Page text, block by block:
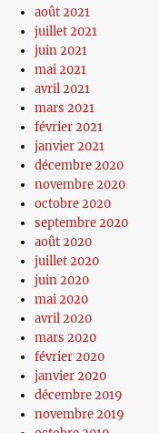
août 2021
juillet 2021
juin 2021
mai 2021
avril 2021
mars 2021
février 2021
janvier 2021
décembre 2020
novembre 2020
octobre 2020
septembre 2020
août 2020
juillet 2020
juin 2020
mai 2020
avril 2020
mars 2020
février 2020
janvier 2020
décembre 2019
novembre 2019